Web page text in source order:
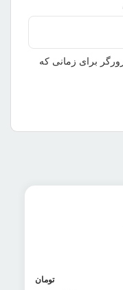
برای زمانی که
تومان